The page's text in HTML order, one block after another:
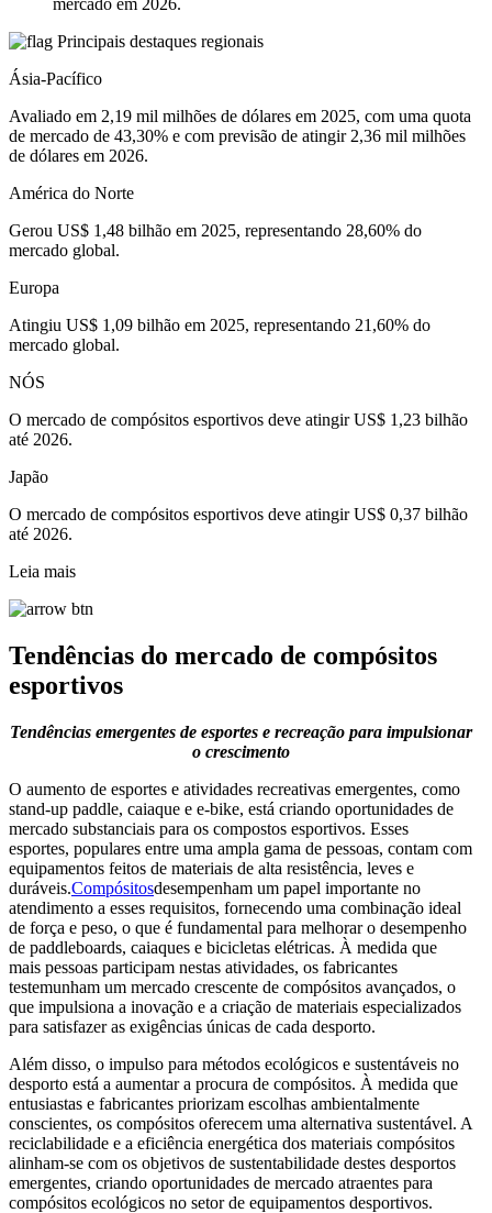
mercado em 2026.
Principais destaques regionais
Ásia-Pacífico
Avaliado em 2,19 mil milhões de dólares em 2025, com uma quota
de mercado de 43,30% e com previsão de atingir 2,36 mil milhões
de dólares em 2026.
América do Norte
Gerou US$ 1,48 bilhão em 2025, representando 28,60% do
mercado global.
Europa
Atingiu US$ 1,09 bilhão em 2025, representando 21,60% do
mercado global.
NÓS
O mercado de compósitos esportivos deve atingir US$ 1,23 bilhão
até 2026.
Japão
O mercado de compósitos esportivos deve atingir US$ 0,37 bilhão
até 2026.
Leia mais
Tendências do mercado de compósitos
esportivos
Tendências emergentes de esportes e recreação para impulsionar
o crescimento
O aumento de esportes e atividades recreativas emergentes, como
stand-up paddle, caiaque e e-bike, está criando oportunidades de
mercado substanciais para os compostos esportivos. Esses
esportes, populares entre uma ampla gama de pessoas, contam com
equipamentos feitos de materiais de alta resistência, leves e
duráveis.Compósitosdesempenham um papel importante no
atendimento a esses requisitos, fornecendo uma combinação ideal
de força e peso, o que é fundamental para melhorar o desempenho
de paddleboards, caiaques e bicicletas elétricas. À medida que
mais pessoas participam nestas atividades, os fabricantes
testemunham um mercado crescente de compósitos avançados, o
que impulsiona a inovação e a criação de materiais especializados
para satisfazer as exigências únicas de cada desporto.
Além disso, o impulso para métodos ecológicos e sustentáveis ​​no
desporto está a aumentar a procura de compósitos. À medida que
entusiastas e fabricantes priorizam escolhas ambientalmente
conscientes, os compósitos oferecem uma alternativa sustentável. A
reciclabilidade e a eficiência energética dos materiais compósitos
alinham-se com os objetivos de sustentabilidade destes desportos
emergentes, criando oportunidades de mercado atraentes para
compósitos ecológicos no setor de equipamentos desportivos.